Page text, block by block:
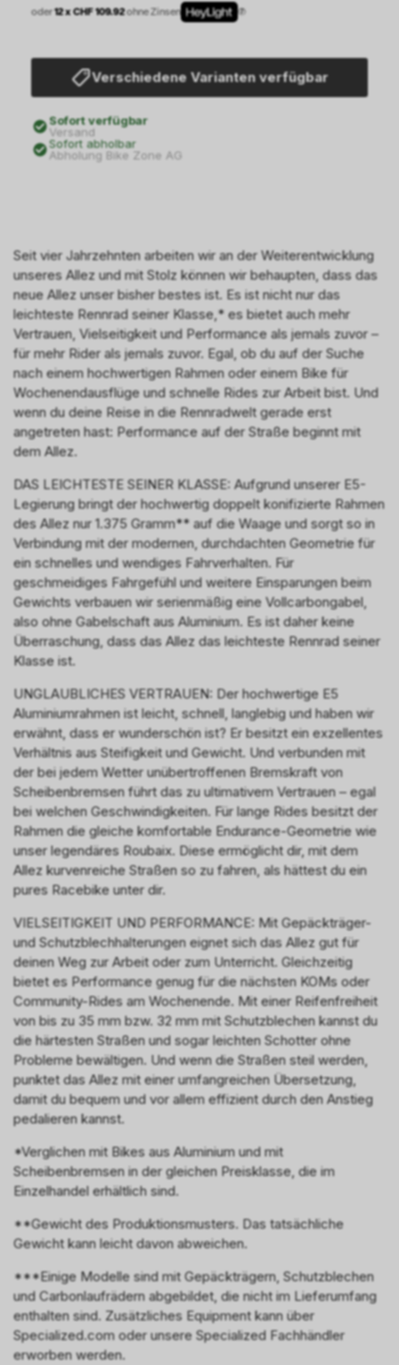
oder12 x CHF 109.92ohne Zinsen
Verschiedene Varianten verfügbar
Sofort verfügbar
Versand
Sofort abholbar
Abholung Bike Zone AG
Seit vier Jahrzehnten arbeiten wir an der Weiterentwicklung
unseres Allez und mit Stolz können wir behaupten, dass das
neue Allez unser bisher bestes ist. Es ist nicht nur das
leichteste Rennrad seiner Klasse,* es bietet auch mehr
Vertrauen, Vielseitigkeit und Performance als jemals zuvor –
für mehr Rider als jemals zuvor. Egal, ob du auf der Suche
nach einem hochwertigen Rahmen oder einem Bike für
Wochenendausflüge und schnelle Rides zur Arbeit bist. Und
wenn du deine Reise in die Rennradwelt gerade erst
angetreten hast: Performance auf der Straße beginnt mit
dem Allez.
DAS LEICHTESTE SEINER KLASSE: Aufgrund unserer E5-
Legierung bringt der hochwertig doppelt konifizierte Rahmen
des Allez nur 1.375 Gramm** auf die Waage und sorgt so in
Verbindung mit der modernen, durchdachten Geometrie für
ein schnelles und wendiges Fahrverhalten. Für
geschmeidiges Fahrgefühl und weitere Einsparungen beim
Gewichts verbauen wir serienmäßig eine Vollcarbongabel,
also ohne Gabelschaft aus Aluminium. Es ist daher keine
Überraschung, dass das Allez das leichteste Rennrad seiner
Klasse ist.
UNGLAUBLICHES VERTRAUEN: Der hochwertige E5
Aluminiumrahmen ist leicht, schnell, langlebig und haben wir
erwähnt, dass er wunderschön ist? Er besitzt ein exzellentes
Verhältnis aus Steifigkeit und Gewicht. Und verbunden mit
der bei jedem Wetter unübertroffenen Bremskraft von
Scheibenbremsen führt das zu ultimativem Vertrauen – egal
bei welchen Geschwindigkeiten. Für lange Rides besitzt der
Rahmen die gleiche komfortable Endurance-Geometrie wie
unser legendäres Roubaix. Diese ermöglicht dir, mit dem
Allez kurvenreiche Straßen so zu fahren, als hättest du ein
pures Racebike unter dir.
VIELSEITIGKEIT UND PERFORMANCE: Mit Gepäckträger-
und Schutzblechhalterungen eignet sich das Allez gut für
deinen Weg zur Arbeit oder zum Unterricht. Gleichzeitig
bietet es Performance genug für die nächsten KOMs oder
Community-Rides am Wochenende. Mit einer Reifenfreiheit
von bis zu 35 mm bzw. 32 mm mit Schutzblechen kannst du
die härtesten Straßen und sogar leichten Schotter ohne
Probleme bewältigen. Und wenn die Straßen steil werden,
punktet das Allez mit einer umfangreichen Übersetzung,
damit du bequem und vor allem effizient durch den Anstieg
pedalieren kannst.
*Verglichen mit Bikes aus Aluminium und mit
Scheibenbremsen in der gleichen Preisklasse, die im
Einzelhandel erhältlich sind.
**Gewicht des Produktionsmusters. Das tatsächliche
Gewicht kann leicht davon abweichen.
***Einige Modelle sind mit Gepäckträgern, Schutzblechen
und Carbonlaufrädern abgebildet, die nicht im Lieferumfang
enthalten sind. Zusätzliches Equipment kann über
Specialized.com oder unsere Specialized Fachhändler
erworben werden.